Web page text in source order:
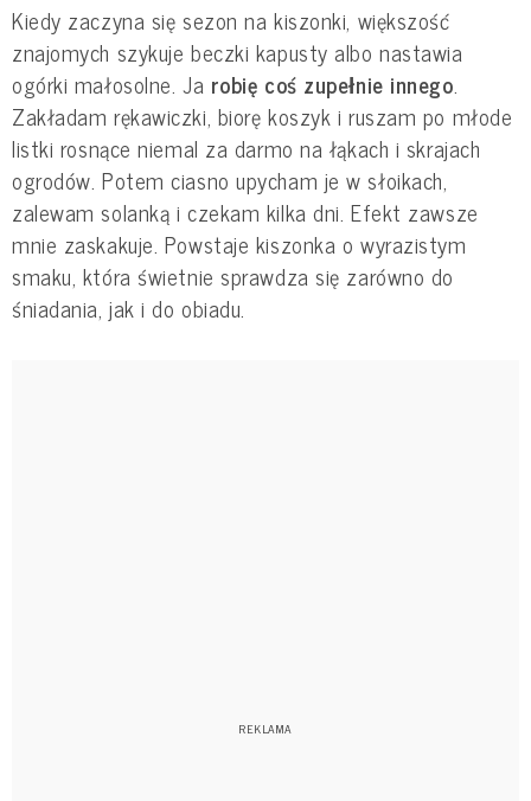
Kiedy zaczyna się sezon na kiszonki, większość
znajomych szykuje beczki kapusty albo nastawia
ogórki małosolne. Ja robię coś zupełnie innego.
Zakładam rękawiczki, biorę koszyk i ruszam po młode
listki rosnące niemal za darmo na łąkach i skrajach
ogrodów. Potem ciasno upycham je w słoikach,
zalewam solanką i czekam kilka dni. Efekt zawsze
mnie zaskakuje. Powstaje kiszonka o wyrazistym
smaku, która świetnie sprawdza się zarówno do
śniadania, jak i do obiadu.